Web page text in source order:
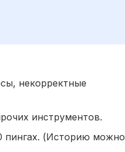
некорректные
инструментов.
пингах. (Историю можно